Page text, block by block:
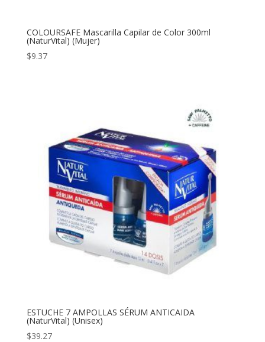
COLOURSAFE Mascarilla Capilar de Color 300ml
(NaturVital) (Mujer)
$9.37
ESTUCHE 7 AMPOLLAS SÉRUM ANTICAIDA
(NaturVital) (Unisex)
$39.27